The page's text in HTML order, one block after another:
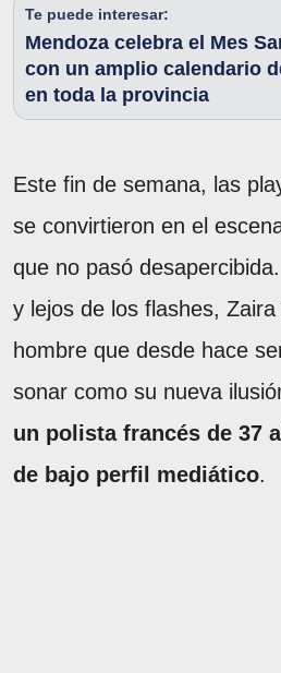
Te puede interesar:
Mendoza celebra el Mes
con un amplio calendario
en toda la provincia
Este fin de semana, las
se convirtieron en el
que no pasó
y lejos de los flashes,
hombre que desde hace
sonar como su nueva
un polista francés de 37
de bajo perfil mediático.